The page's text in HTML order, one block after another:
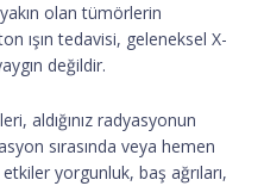
olan tümörlerin
ışın tedavisi, geleneksel X-
değildir.
aldığınız radyasyonun
sırasında veya hemen
yorgunluk, baş ağrıları,